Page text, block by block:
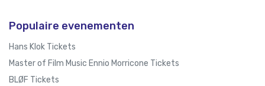
Populaire evenementen
Hans Klok Tickets
Master of Film Music Ennio Morricone Tickets
BLØF Tickets